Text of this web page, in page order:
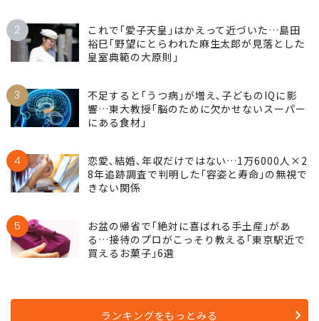
2
これで｢愛子天皇｣はかえって近づいた…島田
裕巳｢野望にとらわれた麻生太郎が見落とした
皇室典範の大原則｣
3
不足すると｢うつ病｣が増え､子どものIQに影
響…東大教授｢脳のために欠かせないスーパー
にある食材｣
4
恋愛､結婚､年収だけではない…1万6000人×2
8年追跡調査で判明した｢容姿と寿命｣の無視で
きない関係
5
お盆の帰省で｢絶対に喜ばれる手土産｣があ
る…接待のプロがこっそり教える｢東京駅近で
買えるお菓子｣6選
ランキングをもっとみる